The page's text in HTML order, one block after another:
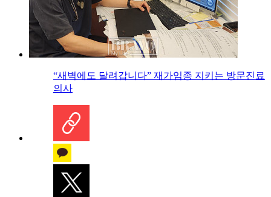
“새벽에도 달려갑니다” 재가임종 지키는 방문진료
의사